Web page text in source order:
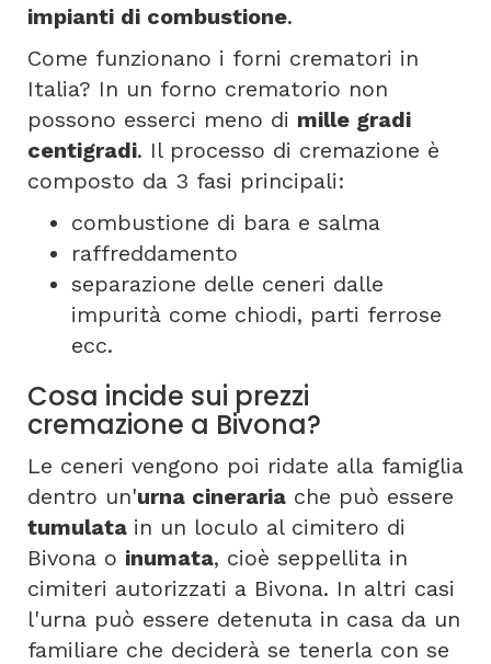
impianti di combustione.
Come funzionano i forni crematori in
Italia? In un forno crematorio non
possono esserci meno di mille gradi
centigradi. Il processo di cremazione è
composto da 3 fasi principali:
combustione di bara e salma
raffreddamento
separazione delle ceneri dalle
impurità come chiodi, parti ferrose
ecc.
Cosa incide sui prezzi
cremazione a Bivona?
Le ceneri vengono poi ridate alla famiglia
dentro un'urna cineraria che può essere
tumulata in un loculo al cimitero di
Bivona o inumata, cioè seppellita in
cimiteri autorizzati a Bivona. In altri casi
l'urna può essere detenuta in casa da un
familiare che deciderà se tenerla con se